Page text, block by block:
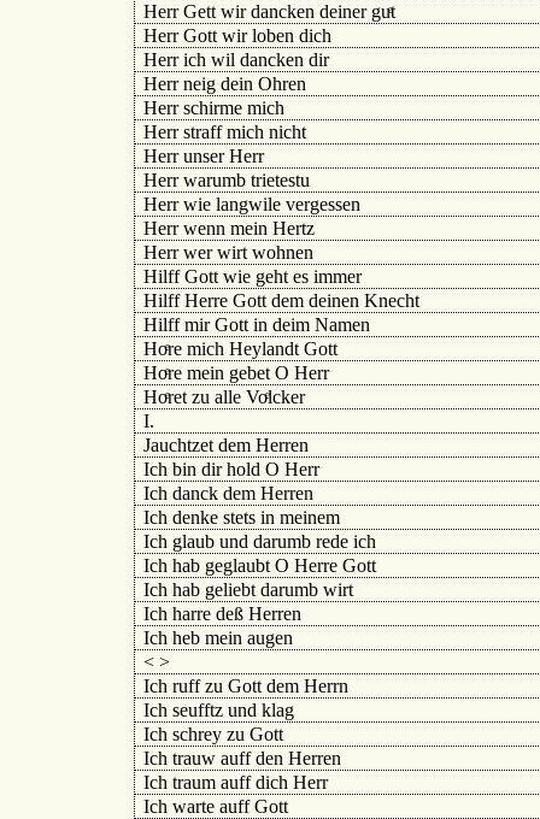
Herr Gett wir dancken deiner guͤt
Herr Gott wir loben dich
Herr ich wil dancken dir
Herr neig dein Ohren
Herr schirme mich
Herr straff mich nicht
Herr unser Herr
Herr warumb trietestu
Herr wie langwile vergessen
Herr wenn mein Hertz
Herr wer wirt wohnen
Hilff Gott wie geht es immer
Hilff Herre Gott dem deinen Knecht
Hilff mir Gott in deim Namen
Hoͤre mich Heylandt Gott
Hoͤre mein gebet O Herr
Hoͤret zu alle Voͤlcker
I.
Jauchtzet dem Herren
Ich bin dir hold O Herr
Ich danck dem Herren
Ich denke stets in meinem
Ich glaub und darumb rede ich
Ich hab geglaubt O Herre Gott
Ich hab geliebt darumb wirt
Ich harre deß Herren
Ich heb mein augen
< >
Ich ruff zu Gott dem Herrn
Ich seufftz und klag
Ich schrey zu Gott
Ich trauw auff den Herren
Ich traum auff dich Herr
Ich warte auff Gott